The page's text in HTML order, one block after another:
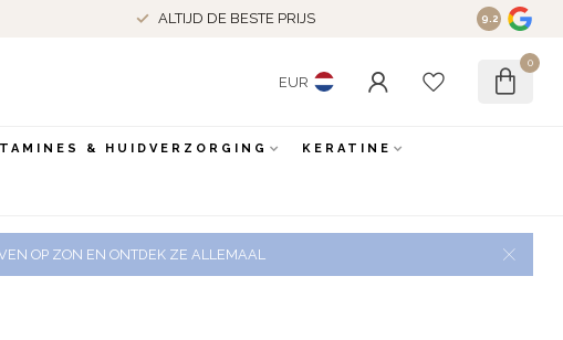
ALTIJD DE BESTE PRIJS 9.2
EUR
0
& HUIDVERZORGING KERATINE
OP ZON EN ONTDEK ZE ALLEMAAL